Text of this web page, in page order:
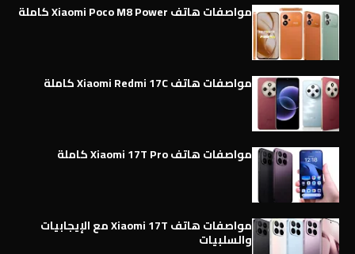
مواصفات هاتف Xiaomi Poco M8 Power كاملة
مواصفات هاتف Xiaomi Redmi 17C كاملة
مواصفات هاتف Xiaomi 17T Pro كاملة
مواصفات هاتف Xiaomi 17T مع الإيجابيات
والسلبيات